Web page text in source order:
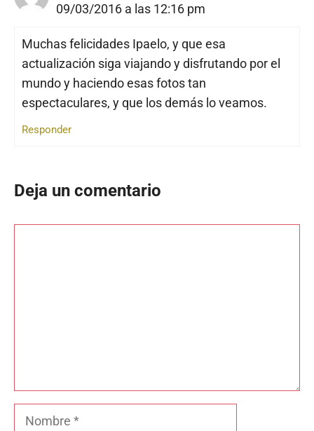
09/03/2016 a las 12:16 pm
Muchas felicidades Ipaelo, y que esa
actualización siga viajando y disfrutando por el
mundo y haciendo esas fotos tan
espectaculares, y que los demás lo veamos.
Responder
Deja un comentario
Nombre